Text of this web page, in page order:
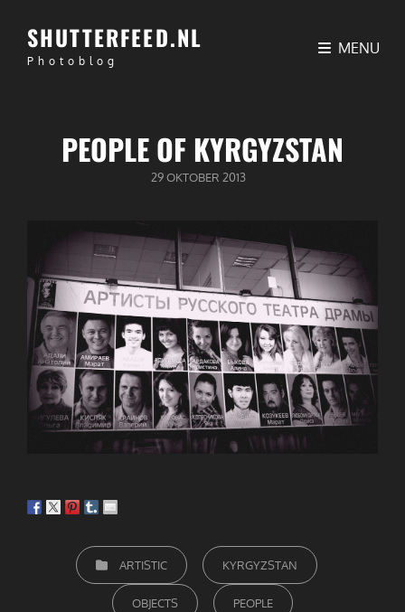
SHUTTERFEED.NL
Photoblog
MENU
PEOPLE OF KYRGYZSTAN
GEPUBLICEERD
29 OKTOBER 2013
CATEGORIEËN
ARTISTIC KYRGYZSTAN
OBJECTS PEOPLE